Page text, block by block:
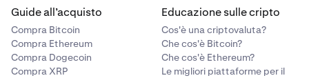
Guide all’acquisto
Compra Bitcoin
Compra Ethereum
Compra Dogecoin
Compra XRP
Educazione sulle cripto
Cos'è una criptovaluta?
Che cos'è Bitcoin?
Che cos'è Ethereum?
Le migliori piattaforme per il